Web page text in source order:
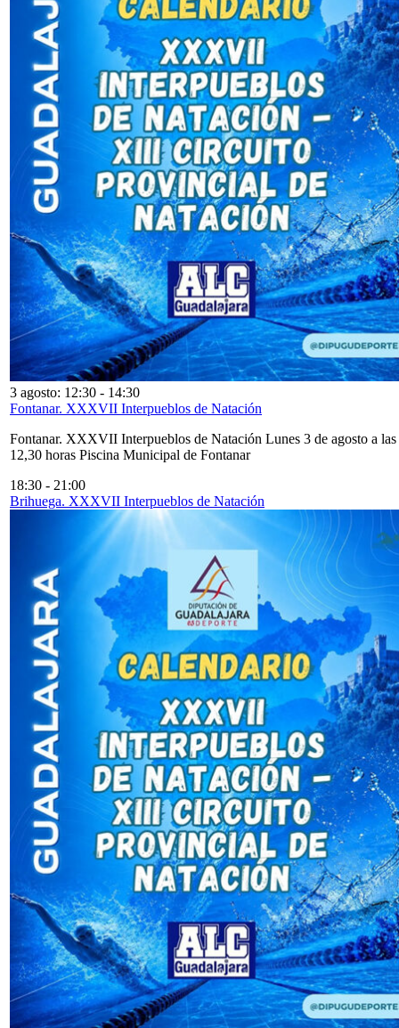
3 agosto: 12:30 - 14:30
Fontanar. XXXVII Interpueblos de Natación
Fontanar. XXXVII Interpueblos de Natación Lunes 3 de agosto a las
12,30 horas Piscina Municipal de Fontanar
18:30 - 21:00
Brihuega. XXXVII Interpueblos de Natación